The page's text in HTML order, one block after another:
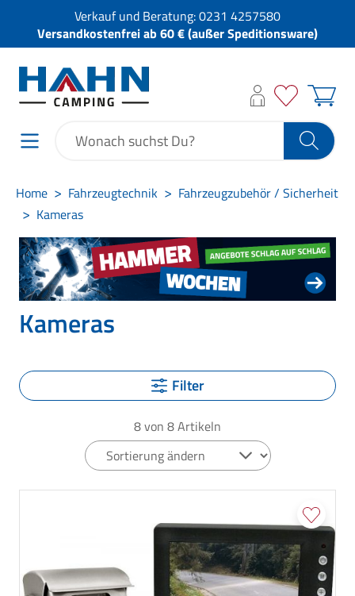
Verkauf und Beratung:0231 4257580
Versandkostenfrei ab 60 € (außer Speditionsware)
Home Fahrzeugtechnik
Fahrzeugzubehör / Sicherheit
Kameras
Kameras
Filter
8von 8Artikeln